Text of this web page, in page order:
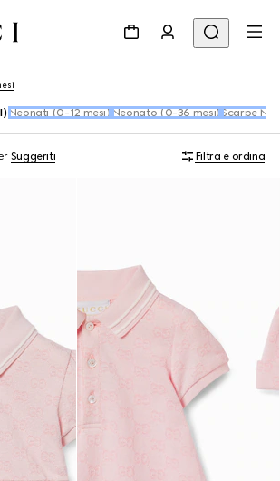
Neonati (0-12 mesi) Neonato (0-36 mesi) Scarpe
Suggeriti Filtra e ordina